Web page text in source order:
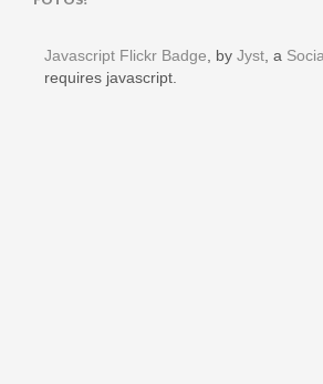
Javascript Flickr Badge , by Jyst , a
requires javascript.